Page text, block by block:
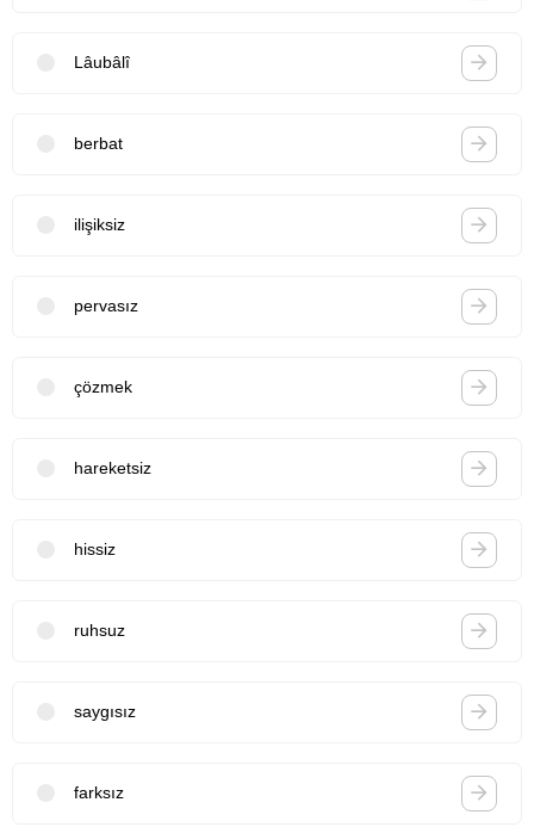
Lâubâlî
berbat
ilişiksiz
pervasız
çözmek
hareketsiz
hissiz
ruhsuz
saygısız
farksız